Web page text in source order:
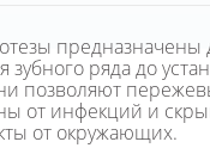
предназначены
зубного ряда до
позволяют
от инфекций и
от окружающих.